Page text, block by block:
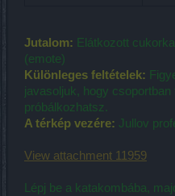
Jutalom: Elátkozott
(emote)
Különleges feltételek:
javasoljuk, hogy
próbálkozhatsz.
A térkép vezére: Jullov
View attachment 11959
Lépj be a katakombába,